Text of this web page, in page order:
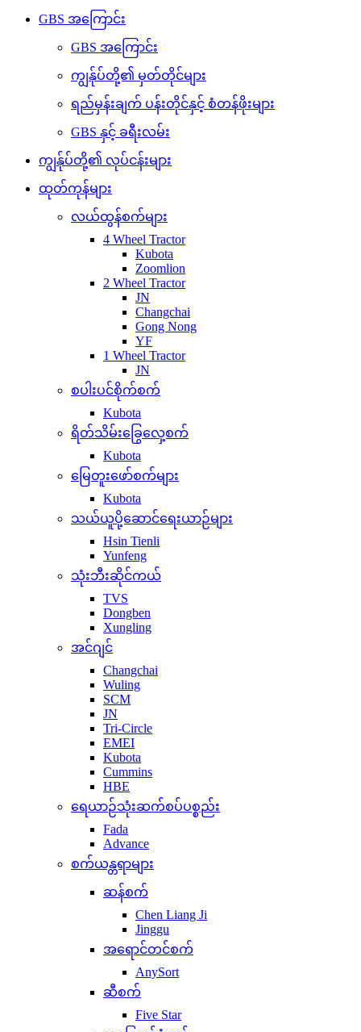
GBS အကြောင်း
GBS အကြောင်း
ကျွန်ုပ်တို့၏ မှတ်တိုင်များ
ရည်မှန်းချက် ပန်းတိုင်နှင့် စံတန်ဖိုးများ
GBS နှင့် ခရီးလမ်း
ကျွန်ုပ်တို့၏ လုပ်ငန်းများ
ထုတ်ကုန်များ
လယ်ထွန်စက်များ
4 Wheel Tractor
Kubota
Zoomlion
2 Wheel Tractor
JN
Changchai
Gong Nong
YF
1 Wheel Tractor
JN
စပါးပင်စိုက်စက်
Kubota
ရိတ်သိမ်းခြွေလှေ့စက်
Kubota
မြေတူးဖော်စက်များ
Kubota
သယ်ယူပို့ဆောင်ရေးယာဉ်များ
Hsin Tienli
Yunfeng
သုံးဘီးဆိုင်ကယ်
TVS
Dongben
Xungling
အင်ဂျင်
Changchai
Wuling
SCM
JN
Tri-Circle
EMEI
Kubota
Cummins
HBE
ရေယာဉ်သုံးဆက်စပ်ပစ္စည်း
Fada
Advance
စက်ယန္တရာများ
ဆန်စက်
Chen Liang Ji
Jinggu
အရောင်တင်စက်
AnySort
ဆီစက်
Five Star